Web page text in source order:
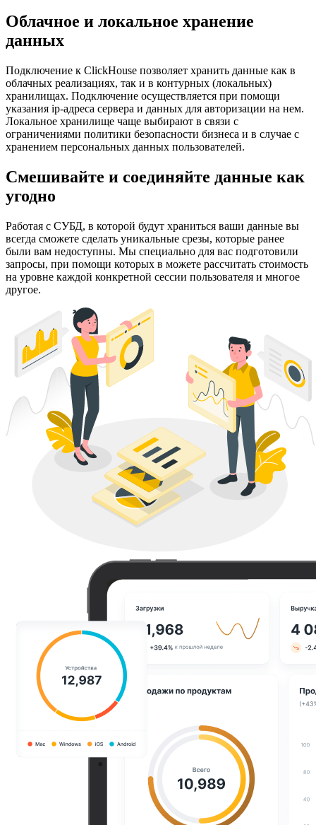
Облачное и локальное хранение
данных
Подключение к ClickHouse позволяет хранить данные как в
облачных реализациях, так и в контурных (локальных)
хранилищах. Подключение осуществляется при помощи
указания ip-адреса сервера и данных для авторизации на нем.
Локальное хранилище чаще выбирают в связи с
ограничениями политики безопасности бизнеса и в случае с
хранением персональных данных пользователей.
Смешивайте и соединяйте данные как
угодно
Работая с СУБД, в которой будут храниться ваши данные вы
всегда сможете сделать уникальные срезы, которые ранее
были вам недоступны. Мы специально для вас подготовили
запросы, при помощи которых в можете рассчитать стоимость
на уровне каждой конкретной сессии пользователя и многое
другое.